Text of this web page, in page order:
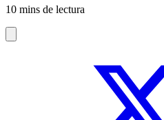
10 mins de lectura